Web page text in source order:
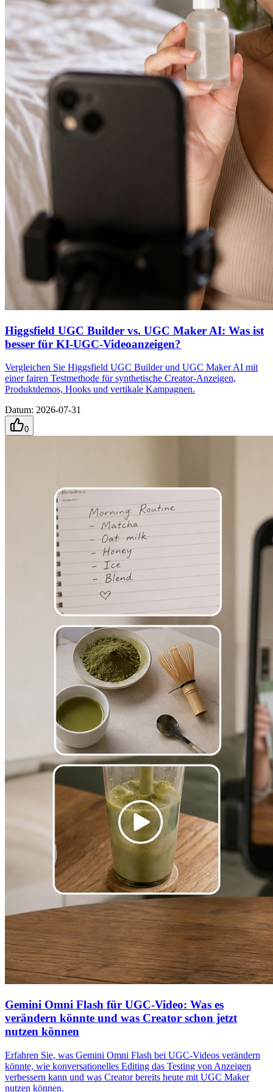
Higgsfield UGC Builder vs. UGC Maker AI: Was ist
besser für KI-UGC-Videoanzeigen?
Vergleichen Sie Higgsfield UGC Builder und UGC Maker AI mit
einer fairen Testmethode für synthetische Creator-Anzeigen,
Produktdemos, Hooks und vertikale Kampagnen.
Datum: 2026-07-31
0
Gemini Omni Flash für UGC-Video: Was es
verändern könnte und was Creator schon jetzt
nutzen können
Erfahren Sie, was Gemini Omni Flash bei UGC-Videos verändern
könnte, wie konversationelles Editing das Testing von Anzeigen
verbessern kann und was Creator bereits heute mit UGC Maker
nutzen können.